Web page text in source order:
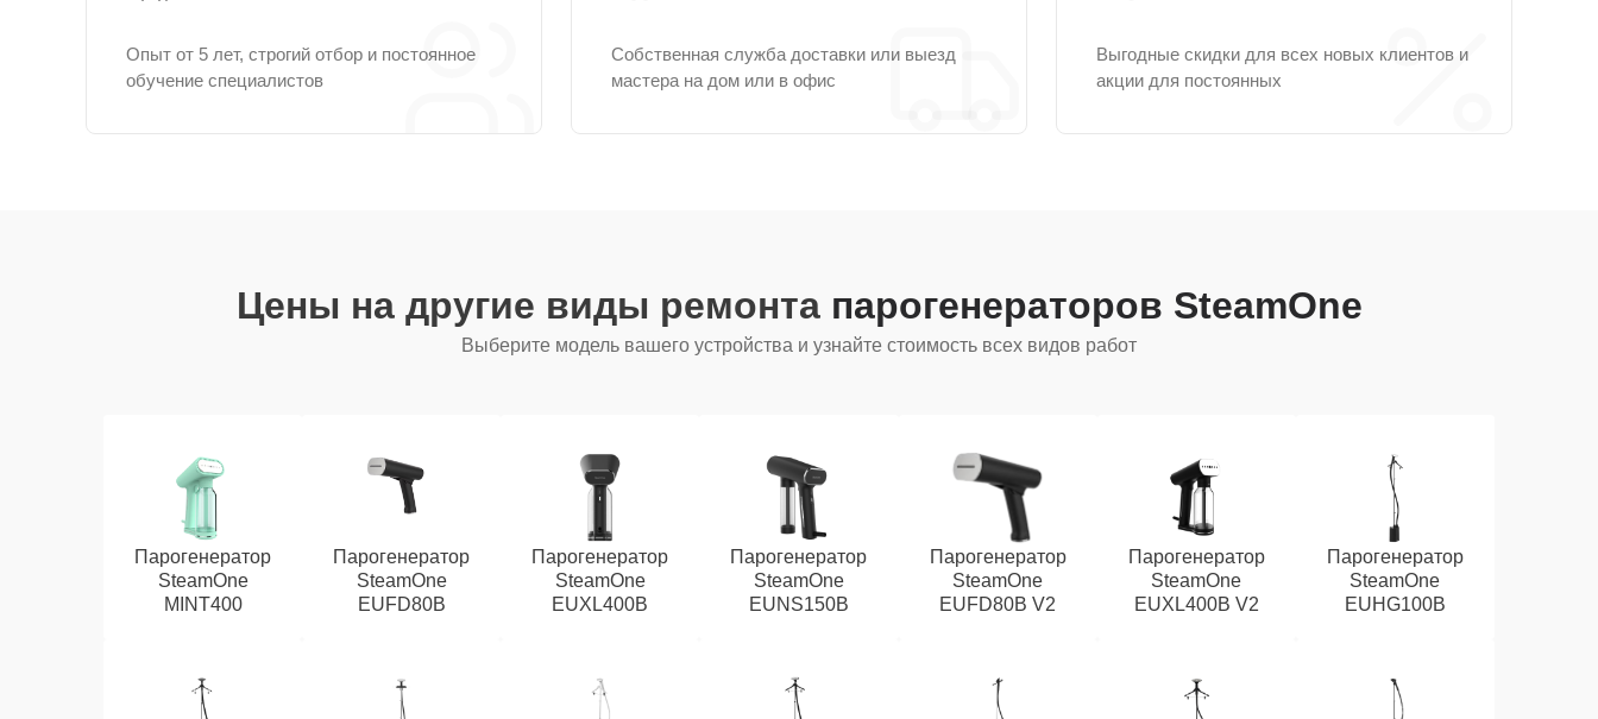
Опыт от 5 лет, строгий отбор и постоянное
обучение специалистов
Собственная служба доставки или выезд
мастера на дом или в офис
Выгодные скидки для всех новых клиентов и
акции для постоянных
Цены на другие виды ремонта парогенераторов SteamOne
Выберите модель вашего устройства и узнайте стоимость всех видов работ
Парогенератор
SteamOne
MINT400
Парогенератор
SteamOne
EUFD80B
Парогенератор
SteamOne
EUXL400B
Парогенератор
SteamOne
EUNS150B
Парогенератор
SteamOne
EUFD80B V2
Парогенератор
SteamOne
EUXL400B V2
Парогенератор
SteamOne
EUHG100B